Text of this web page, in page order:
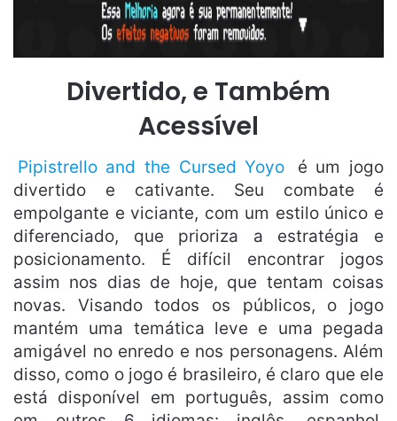
Divertido, e Também
Acessível
Pipistrello and the Cursed Yoyo
é um jogo
divertido e cativante. Seu combate é
empolgante e viciante, com um estilo único e
diferenciado, que prioriza a estratégia e
posicionamento. É difícil encontrar jogos
assim nos dias de hoje, que tentam coisas
novas. Visando todos os públicos, o jogo
mantém uma temática leve e uma pegada
amigável no enredo e nos personagens. Além
disso, como o jogo é brasileiro, é claro que ele
está disponível em português, assim como